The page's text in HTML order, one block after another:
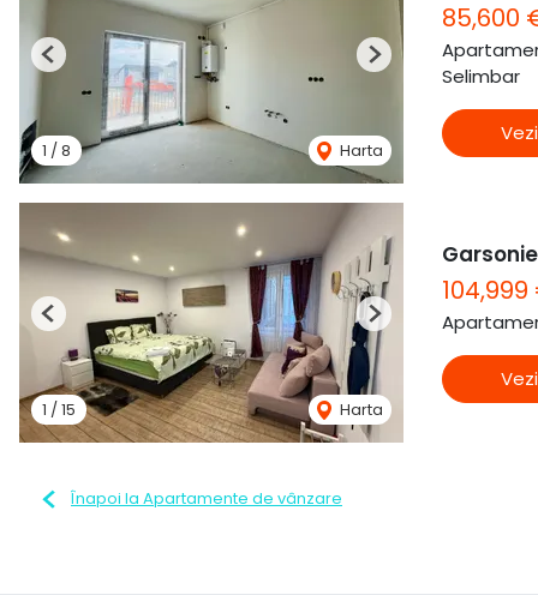
1 /8 Harta
Previous Next
85,600
Selimbar
1 /15 Harta
Previous Next
Înapoi la Apartamente de vânzare